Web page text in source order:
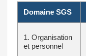
Domaine SGS
1. Organisation
et personnel